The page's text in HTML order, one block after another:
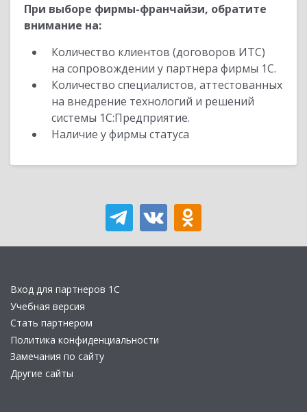
При выборе фирмы-франчайзи, обратите
внимание на:
Количество клиентов (договоров ИТС)
на сопровождении у партнера фирмы 1С.
Количество специалистов, аттестованных
на внедрение технологий и решений
системы 1С:Предприятие.
Наличие у фирмы статуса
Вход для партнеров 1С
Учебная версия
Стать партнером
Политика конфиденциальности
Замечания по сайту
Другие сайты